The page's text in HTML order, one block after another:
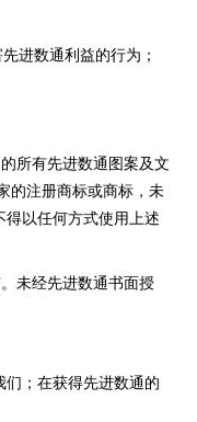
进数通利益的行为；
所有先进数通图案及文
的注册商标或商标，未
得以任何方式使用上述
未经先进数通书面授
们；在获得先进数通的